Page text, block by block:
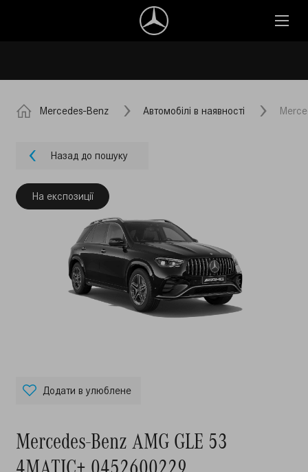
Mercedes-Benz Автомобілі в наявності
Назад до пошуку
На експозиції
Додати в улюблене
Mercedes-Benz AMG GLE 53
4MATIC+ 0452600229